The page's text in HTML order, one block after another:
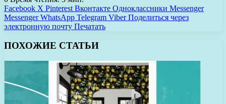
Facebook X Pinterest Вконтакте Одноклассники Messenger
Messenger WhatsApp Telegram Viber Поделиться через
электронную почту Печатать
ПОХОЖИЕ СТАТЬИ